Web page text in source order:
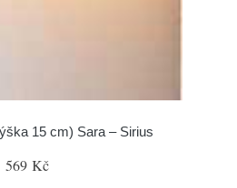
15 cm) Sara – Sirius
569 Kč